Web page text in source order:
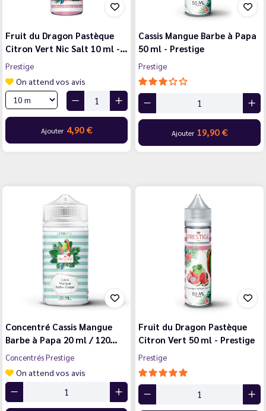
Fruit du Dragon Pastèque
Citron Vert Nic Salt 10 ml -…
Prestige
On attend vos avis
Ajouter 4,90 €
Cassis Mangue Barbe à Papa
50 ml - Prestige
Prestige
Ajouter 19,90 €
Concentré Cassis Mangue
Barbe à Papa 20 ml / 120…
Concentrés Prestige
On attend vos avis
Fruit du Dragon Pastèque
Citron Vert 50 ml - Prestige
Prestige